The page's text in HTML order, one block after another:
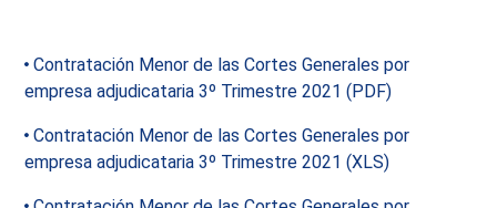
Contratación Menor de las Cortes Generales por
empresa adjudicataria 3º Trimestre 2021 (PDF)
Contratación Menor de las Cortes Generales por
empresa adjudicataria 3º Trimestre 2021 (XLS)